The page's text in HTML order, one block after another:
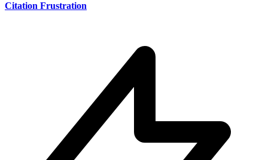
Citation Frustration